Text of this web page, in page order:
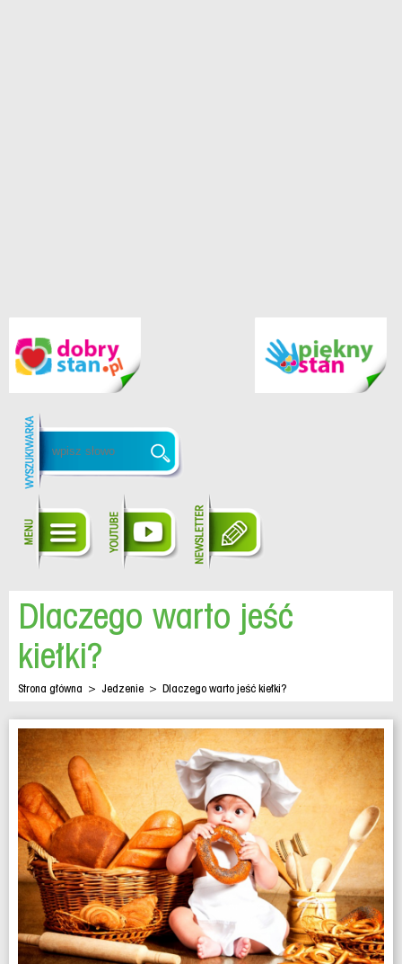
Dlaczego warto jeść
kiełki?
Strona główna > Jedzenie > Dlaczego warto jeść kiełki?